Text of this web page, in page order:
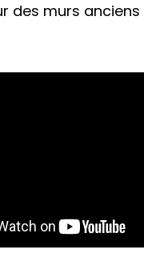
des murs anciens